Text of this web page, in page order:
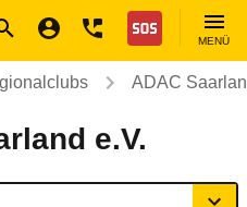
Nothilfe
MENÜ
ADAC
e.V.